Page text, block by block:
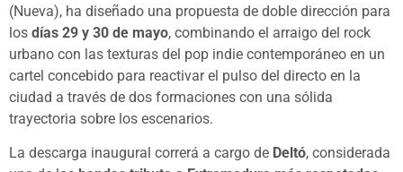
(Nueva), ha diseñado una propuesta de doble dirección para
los días 29 y 30 de mayo, combinando el arraigo del rock
urbano con las texturas del pop indie contemporáneo en un
cartel concebido para reactivar el pulso del directo en la
ciudad a través de dos formaciones con una sólida
trayectoria sobre los escenarios.
La descarga inaugural correrá a cargo de Deltó, considerada